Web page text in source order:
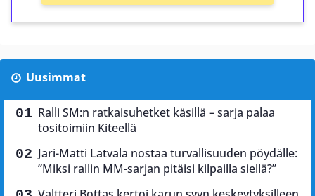
Uusimmat
Ralli SM:n ratkaisuhetket käsillä – sarja palaa
tositoimiin Kiteellä
Jari-Matti Latvala nostaa turvallisuuden pöydälle:
”Miksi rallin MM-sarjan pitäisi kilpailla siellä?”